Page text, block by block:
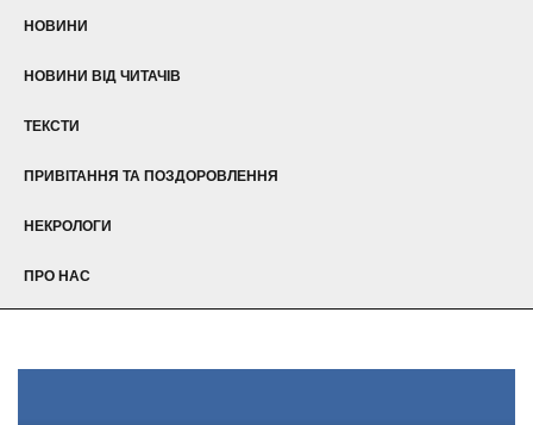
НОВИНИ
НОВИНИ ВІД ЧИТАЧІВ
ТЕКСТИ
ПРИВІТАННЯ ТА ПОЗДОРОВЛЕННЯ
НЕКРОЛОГИ
ПРО НАС